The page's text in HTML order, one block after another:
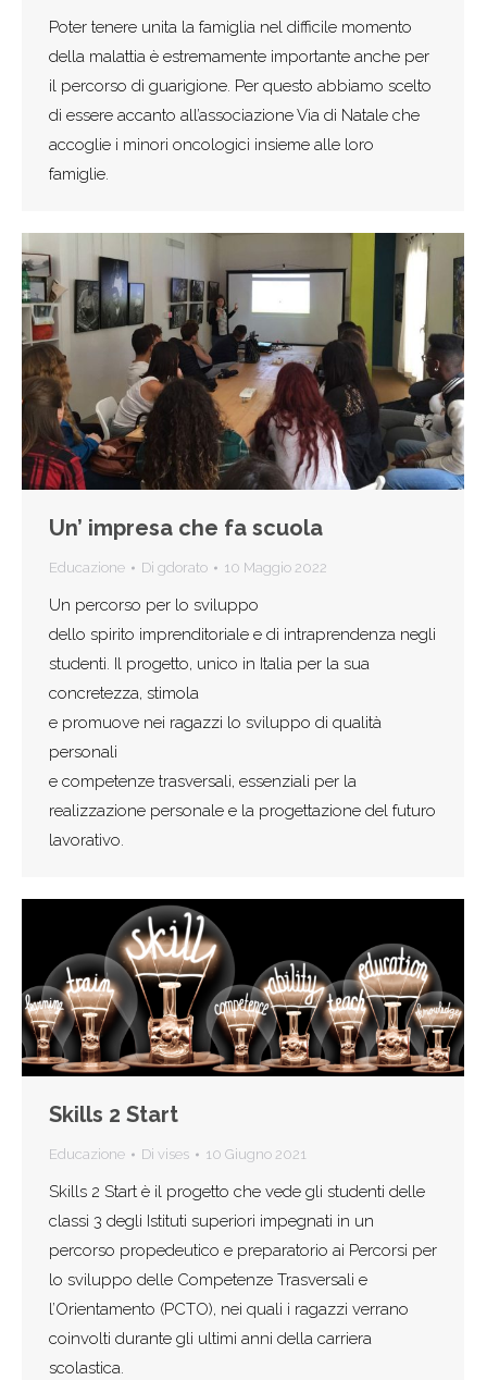
Poter tenere unita la famiglia nel difficile momento
della malattia è estremamente importante anche per
il percorso di guarigione. Per questo abbiamo scelto
di essere accanto all’associazione Via di Natale che
accoglie i minori oncologici insieme alle loro
famiglie.
Un’ impresa che fa scuola
Educazione Di gdorato 10 Maggio 2022
Un percorso per lo sviluppo
dello spirito imprenditoriale e di intraprendenza negli
studenti. Il progetto, unico in Italia per la sua
concretezza, stimola
e promuove nei ragazzi lo sviluppo di qualità
personali
e competenze trasversali, essenziali per la
realizzazione personale e la progettazione del futuro
lavorativo.
Skills 2 Start
Educazione Di vises 10 Giugno 2021
Skills 2 Start è il progetto che vede gli studenti delle
classi 3 degli Istituti superiori impegnati in un
percorso propedeutico e preparatorio ai Percorsi per
lo sviluppo delle Competenze Trasversali e
l’Orientamento (PCTO), nei quali i ragazzi verrano
coinvolti durante gli ultimi anni della carriera
scolastica.